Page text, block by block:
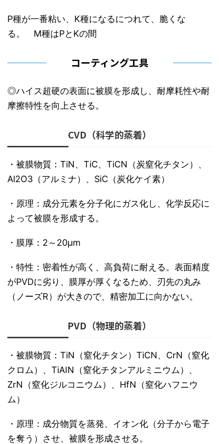
P種が一番粘い、K種になるにつれて、脆くな
る。 M種はPとKの間
コーティング工具
◎ハイス超硬の表面に被膜を形成し、耐摩耗性や耐
摩擦特性を向上させる。
CVD（科学的蒸着）
・被膜物質：TiN、TiC、TiCN（炭窒化チタン）、
Al2O3（アルミナ）、SiC（炭化ケイ素）
・原理：成分元素を分子化にガス化し、化学反応に
よって被膜を形成する。
・膜厚：2～20μm
・特性：密着性が高く、高負荷に耐える。表面精度
がPVDに劣り、膜厚が厚くなるため、刃先の丸み
（ノーズR）が大きので、精密加工に向かない。
PVD（物理的蒸着）
・被膜物質：TiN（窒化チタン）TiCN、CrN（窒化
クロム）、TiAIN（窒化チタンアルミニウム）、
ZrN（窒化ジルコニウム）、HfN（窒化ハフニウ
ム）
・原理：成分物質を蒸発、イオン化（分子から電子
を奪う）させ、被膜を形成させる。